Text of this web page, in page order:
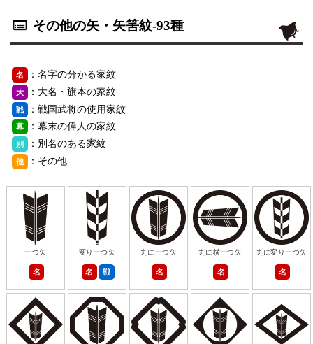
その他の矢・矢筈紋-93種
名 ：名字の分かる家紋
大 ：大名・旗本の家紋
戦 ：戦国武将の使用家紋
幕 ：幕末の偉人の家紋
別 ：別名のある家紋
他 ：その他
一つ矢
名
変り一つ矢
名 戦
丸に一つ矢
名
丸に横一つ矢
名
丸に変り一つ矢
名